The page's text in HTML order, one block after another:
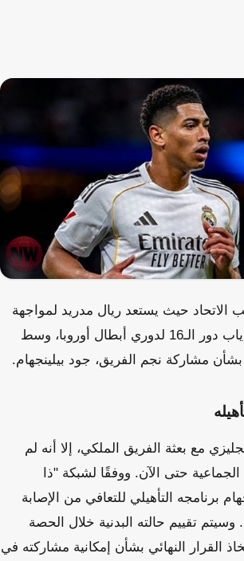
الاتحاد حيث يستعد ريال مدريد لمواجهة
مانشستر سيتي في إياب دور الـ16 لدوري أبطال أوروبا، وسط
مشاركة نجم الفريق، جود بيلينجهام.
مع بعثة الفريق الملكي، إلا أنه لم
حتى الآن. ووفقًا لشبكة "ذا
برنامجه التأهيلي للتعافي من الإصابة
تقييم حالته البدنية خلال الحصة
القرار النهائي بشأن إمكانية مشاركته في